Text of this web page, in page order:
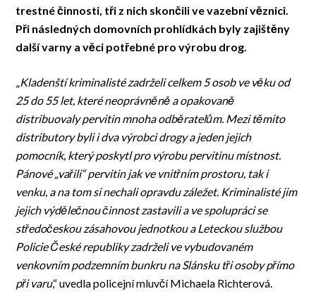
trestné činnosti, tři z nich skončili ve vazební věznici.
Při následných domovních prohlídkách byly zajištěny
další varny a věci potřebné pro výrobu drog.
„Kladenští kriminalisté zadrželi celkem 5 osob ve věku od
25 do 55 let, které neoprávněně a opakovaně
distribuovaly pervitin mnoha odběratelům. Mezi těmito
distributory byli i dva výrobci drogy a jeden jejich
pomocník, který poskytl pro výrobu pervitinu místnost.
Pánové „vařili“ pervitin jak ve vnitřním prostoru, tak i
venku, a na tom si nechali opravdu záležet. Kriminalisté jim
jejich výdělečnou činnost zastavili a ve spolupráci se
středočeskou zásahovou jednotkou a Leteckou službou
Policie České republiky zadrželi ve vybudovaném
venkovním podzemním bunkru na Slánsku tři osoby přímo
při varu,“ uvedla policejní mluvčí Michaela Richterová.